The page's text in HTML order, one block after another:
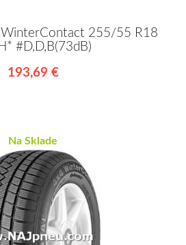
255/55 R18
#D,D,B(73dB)
193,69 €
Na Sklade